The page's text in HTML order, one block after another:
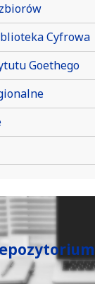
Cyfrowa
Goethego